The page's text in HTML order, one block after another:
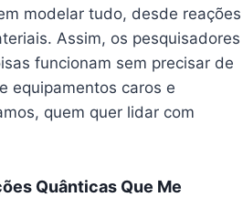
modelar tudo, desde reações
Assim, os pesquisadores
funcionam sem precisar de
equipamentos caros e
quem quer lidar com
Quânticas Que Me